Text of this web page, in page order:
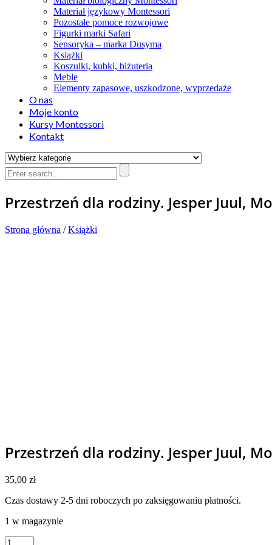
Materiał językowy Montessori
Pozostałe pomoce rozwojowe
Figurki marki Safari
Sensoryka – marka Dusyma
Książki
Koszulki, kubki, biżuteria
Meble
Elementy zapasowe, uszkodzone, wyprzedaże
O nas
Moje konto
Kursy Montessori
Kontakt
Przestrzeń dla rodziny. Jesper Juul,
Strona główna /Książki
Przestrzeń dla rodziny. Jesper Juul,
35,00 zł
Czas dostawy 2-5 dni roboczych po zaksięgowaniu płatności.
1 w magazynie